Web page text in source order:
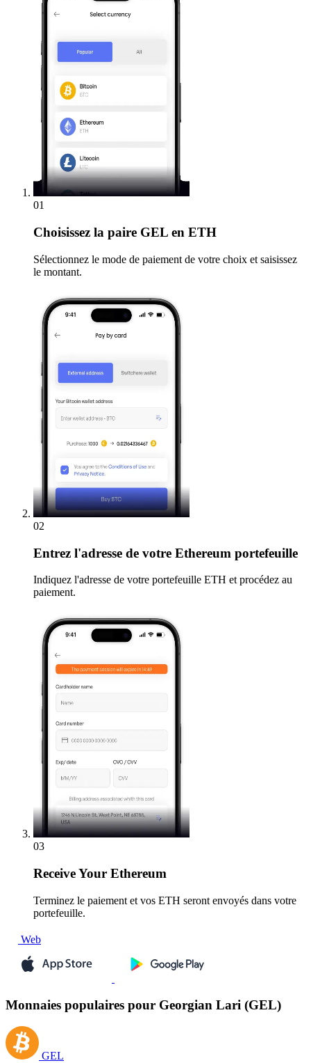
01
Choisissez la paire GEL en ETH
Sélectionnez le mode de paiement de votre choix et saisissez
le montant.
02
Entrez l'adresse de votre Ethereum portefeuille
Indiquez l'adresse de votre portefeuille ETH et procédez au
paiement.
03
ReceiveYour Ethereum
Terminez le paiement et vos ETH seront envoyés dans votre
portefeuille.
Web
Monnaies populaires pour Georgian Lari (GEL)
GEL